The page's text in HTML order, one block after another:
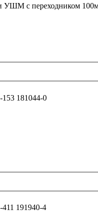
УШМ c переходником
Щетка угольная СВ-153 181044-0
Щетка угольная СВ-411 191940-4